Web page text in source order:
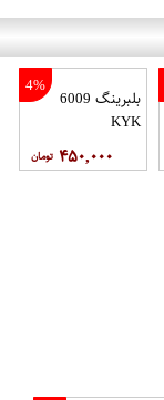
4%
بلبرینگ 6009
KYK
۴۵۰,۰۰۰